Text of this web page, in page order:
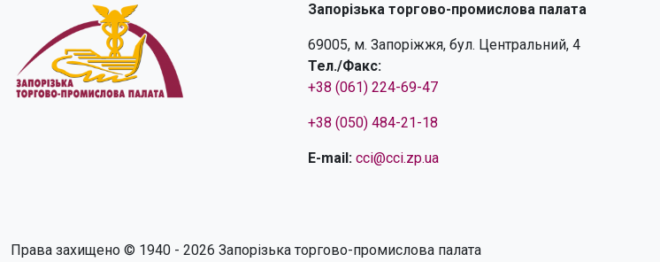
Запорізька торгово-промислова палата
69005, м. Запоріжжя, бул. Центральний, 4
Тел./Факс:
+38 (061) 224-69-47
+38 (050) 484-21-18
E-mail: cci@cci.zp.ua
Права захищено © 1940 - 2026 Запорізька торгово-промислова палата